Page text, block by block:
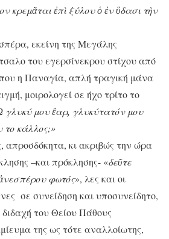
κρεμᾶταιἐπὶ ξύλουὁἐνὕδασι τὴν
εκείνη της Μεγάλης
του εγερσίνεκρου στίχου από
η Παναγία, απλή τραγική μάνα
μοιρολογεί σε ήχο τρίτο το
γλυκύμουἔαρ, γλυκύτατόνμου
το κάλλος;»
κι ακριβώς την ώρα
–και πρόκλησης- «δεῦτε
νεσπέρου φωτός», λες και οι
σε συνείδηση και υποσυνείδητο,
του Θείου Πάθους
της ως τότε αναλλοίωτης,